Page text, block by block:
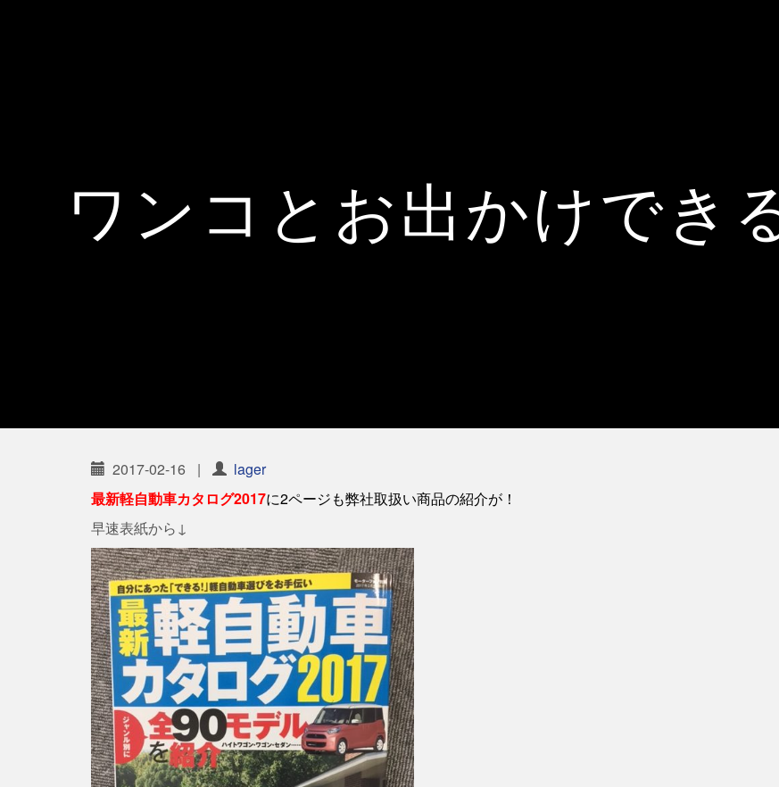
ワンコとお出かけでき
2017-02-16 |
lager
最新軽自動車カタログ2017に2ページも弊社取扱い商品の紹介が！
早速表紙から↓